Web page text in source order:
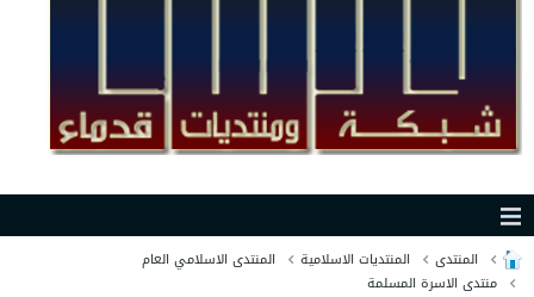
المنتدى المنتديات الاسلامية
المنتدى الاسلامي العام
منتدى الاسرة المسلمة